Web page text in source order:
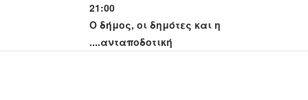
21:00
Ο δήμος, οι δημότες και η
....ανταποδοτική